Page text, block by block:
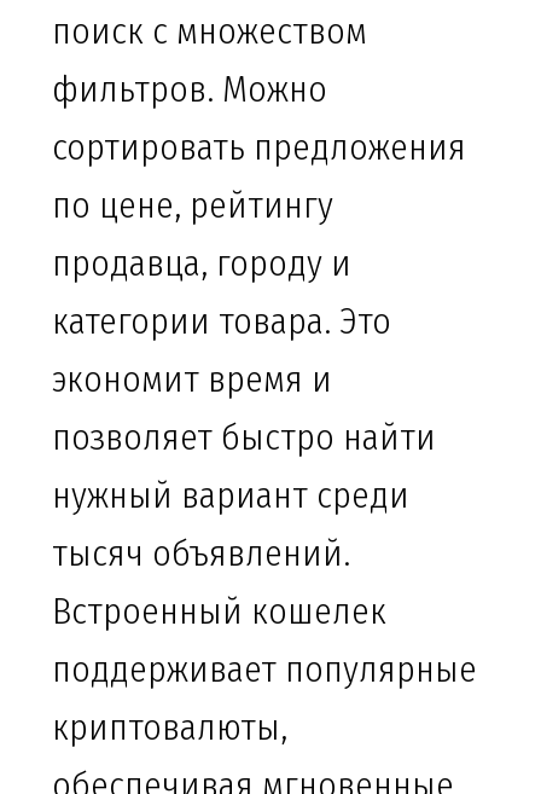
поиск с множеством
фильтров. Можно
сортировать предложения
по цене, рейтингу
продавца, городу и
категории товара. Это
экономит время и
позволяет быстро найти
нужный вариант среди
тысяч объявлений.
Встроенный кошелек
поддерживает популярные
криптовалюты,